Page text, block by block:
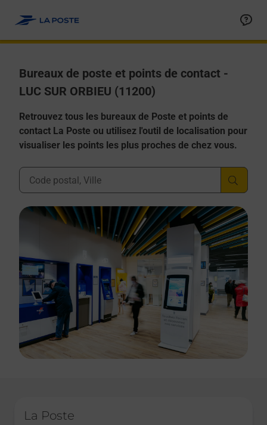
Bureaux de poste et points de contact -
LUC SUR ORBIEU (11200)
Retrouvez tous les bureaux de Poste et points de
contact La Poste ou utilisez l'outil de localisation pour
visualiser les points les plus proches de chez vous.
Ville, Département, Code Postal
La Poste